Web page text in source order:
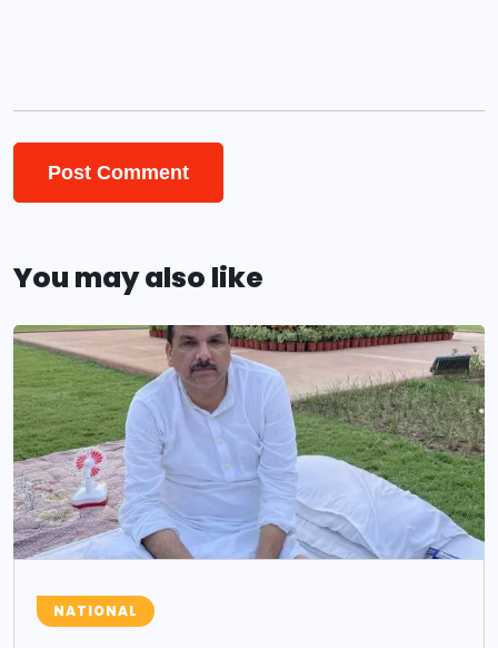
You may also like
NATIONAL